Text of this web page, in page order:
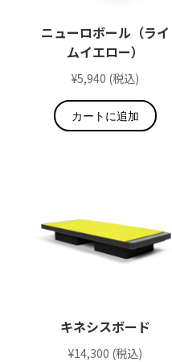
ニューロボール（ライ
ムイエロー）​
¥5,940 (税込)
カートに追加
キネシスボード
¥14,300 (税込)